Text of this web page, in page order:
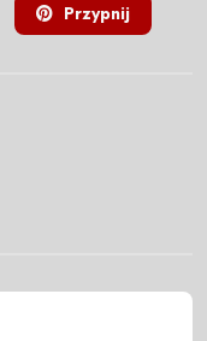
Przypnij